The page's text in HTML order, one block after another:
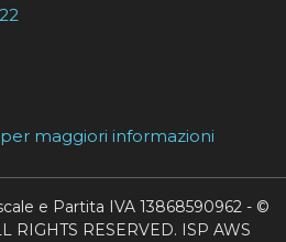
maggiori informazioni
e Partita IVA 13868590962 - ©
RIGHTS RESERVED. ISP AWS